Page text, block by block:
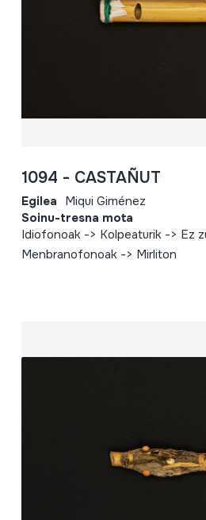
1094 - CASTAÑUT
Egilea Miqui Giménez
Soinu-tresna mota
Idiofonoak -> Kolpeaturik -> Ez
Menbranofonoak -> Mirliton